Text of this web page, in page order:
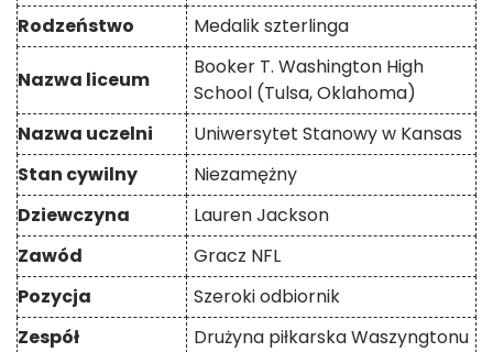
Rodzeństwo
Medalik szterlinga
Nazwa liceum
Booker T. Washington High
School (Tulsa, Oklahoma)
Nazwa uczelni
Uniwersytet Stanowy w Kansas
Stan cywilny
Niezamężny
Dziewczyna
Lauren Jackson
Zawód
Gracz NFL
Pozycja
Szeroki odbiornik
Zespół
Drużyna piłkarska Waszyngtonu